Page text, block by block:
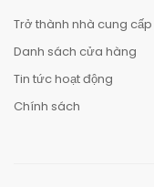
Trở thành nhà cung cấp
Danh sách cửa hàng
Tin tức hoạt động
Chính sách